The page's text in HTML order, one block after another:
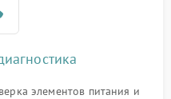
элементов питания и